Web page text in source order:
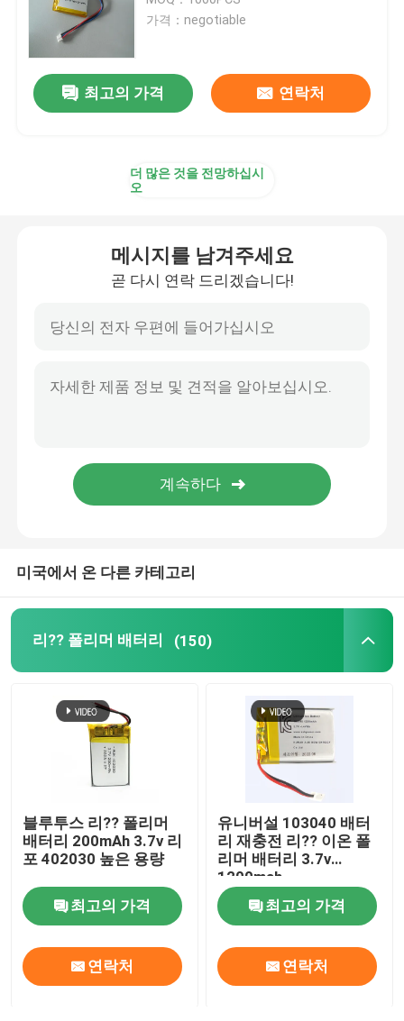
리포 배터리
극단적 가는 리포 배터리
lifepo4 베터리 셀
LiFePo4 에너지 저장 배터리
태양 리튬 이온 전지
가격：negotiable
최고의 가격 연락처
더 많은 것을 전망하십시
오
메시지를 남겨주세요
곧 다시 연락 드리겠습니다!
미국에서 온 다른 카테고리
리?? 폴리머 배터리 (150)
블루투스 리?? 폴리머
배터리 200mAh 3.7v 리
포 402030 높은 용량
최고의 가격
연락처
유니버설 103040 배터
리 재충전 리?? 이온 폴
리머 배터리 3.7v
1200mah
최고의 가격
연락처